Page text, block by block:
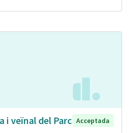
i veïnal del Parc Acceptada